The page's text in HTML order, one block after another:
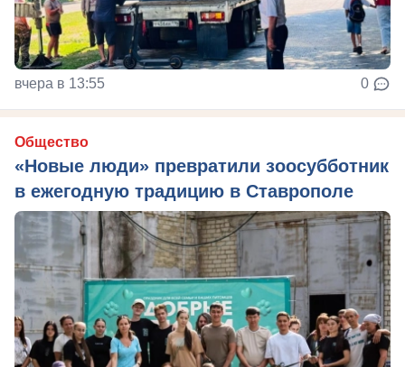
вчера в 13:55 0
Общество
«Новые люди» превратили зоосубботник
в ежегодную традицию в Ставрополе